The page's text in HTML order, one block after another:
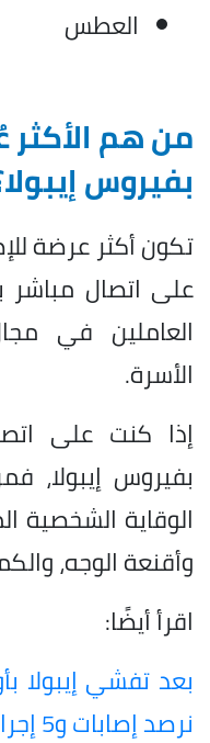
العطس
من هم الأكثر
بفيروس
تكون أكثر عرضة
على اتصال
العاملين في
الأسرة.
إذا كنت على
بفيروس إيبولا،
الوقاية الشخصية
وأقنعة الوجه،
اقرأ أيضًا:
بعد تفشي إيبولا
نرصد إصابات و5 إجراءات وقائية عاجلة